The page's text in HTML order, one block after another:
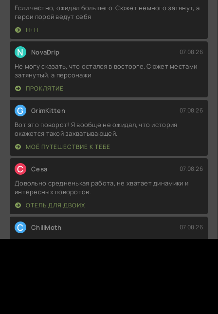
Если честно, ожидал большего. Сюжет немного затянут, а
герои порой ведут себя
Н+Н
N NovaDrip 07.08.26
Не могу сказать, что остался в восторге. Сюжет местами
затянутый, а персонажи
ПРОКЛЯТИЕ
G GrimKitten 07.08.26
Вот это поворот! Я вообще не ожидал, что история
окажется такой захватывающей.
МОЁ ПУТЕШЕСТВИЕ К ТЕБЕ
С Севa 07.08.26
Довольно средненькая работа, не хватает динамики и
интересных поворотов.
ОТЕЛЬ ДЛЯ ДВОИХ
C ChillMoth 07.08.26
Не могу сказать, что остался в восторге. Сюжет местами